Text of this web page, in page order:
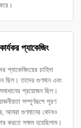
প্যাকেজিং
চাহিদা
ছিল। তাদের গুণমান এবং
প্রয়োজন ছিল।
সম্পূর্ণরূপে পূরণ
আমরা গুণমানের কোনও
করতে সক্ষম হয়েছিলাম।